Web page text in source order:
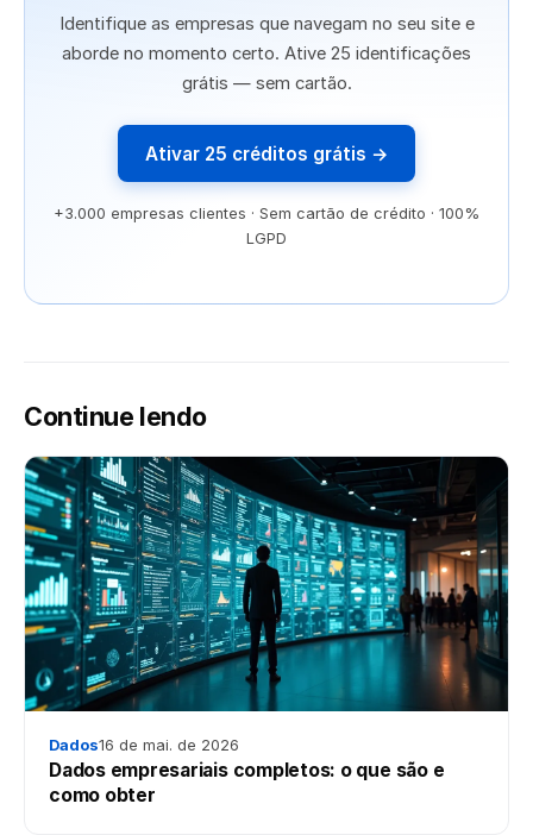
Identifique as empresas que navegam no seu site e
aborde no momento certo. Ative 25 identificações
grátis — sem cartão.
Ativar 25 créditos grátis →
+3.000 empresas clientes · Sem cartão de crédito · 100%
LGPD
Continue lendo
Dados16 de mai. de 2026
Dados empresariais completos: o que são e
como obter